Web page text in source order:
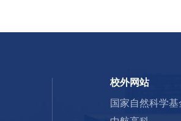
校外网站
国家自然科学